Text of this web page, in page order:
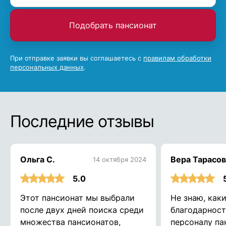
Подобрать пансионат
При отправке заявки вы соглашаетесь с правилам обработки
персональных данных.
Последние отзывы
Ольга С. 14 октября 2024
5.0
Этот пансионат мы выбрали
после двух дней поиска среди
множества пансионатов,
Вера
Не знаю,
персоналу